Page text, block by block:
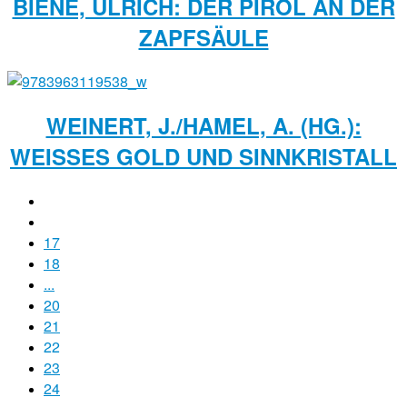
BIENE, ULRICH: DER PIROL AN DER
ZAPFSÄULE
WEINERT, J./HAMEL, A. (HG.):
WEISSES GOLD UND SINNKRISTALL
17
18
...
20
21
22
23
24